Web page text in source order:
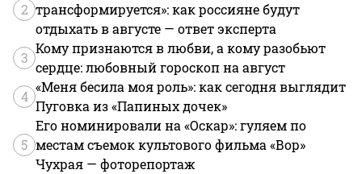
2 трансформируется»: как россияне будут
отдыхать в августе — ответ эксперта
3
Кому признаются в любви, а кому разобьют
сердце: любовный гороскоп на август
4
«Меня бесила моя роль»: как сегодня выглядит
Пуговка из «Папиных дочек»
5
Его номинировали на «Оскар»: гуляем по
местам съемок культового фильма «Вор»
Чухрая — фоторепортаж